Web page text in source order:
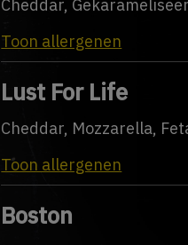
Cheddar,
Toon allergenen
Lust For Life
Cheddar, Mozzarella,
Toon allergenen
Boston